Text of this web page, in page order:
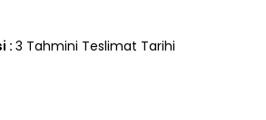
: 3 Tahmini Teslimat Tarihi